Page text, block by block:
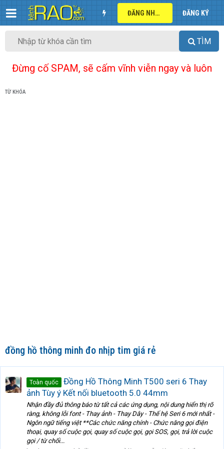
ĐĂNG NHẬP ĐĂNG KÝ
TÌM
Đừng cố SPAM, sẽ cấm vĩnh viễn ngay và luôn
TỪ KHÓA
đồng hồ thông minh đo nhịp tim giá rẻ
Toàn quốc
Đồng Hồ Thông Minh T500 seri 6 Thay
ảnh Tùy ý Kết nối bluetooth 5.0 44mm
Nhận đầy đủ thông báo từ tất cả các ứng dụng, nội dung hiển thị rõ
ràng, không lỗi font - Thay ảnh - Thay Dây - Thế hệ Seri 6 mới nhất -
Ngôn ngữ tiếng việt **Các chức năng chính - Chức năng gọi điện
thoại, quay số cuộc gọi, quay số cuộc gọi, gọi SOS, gọi, trả lời cuộc
gọi / từ chối...